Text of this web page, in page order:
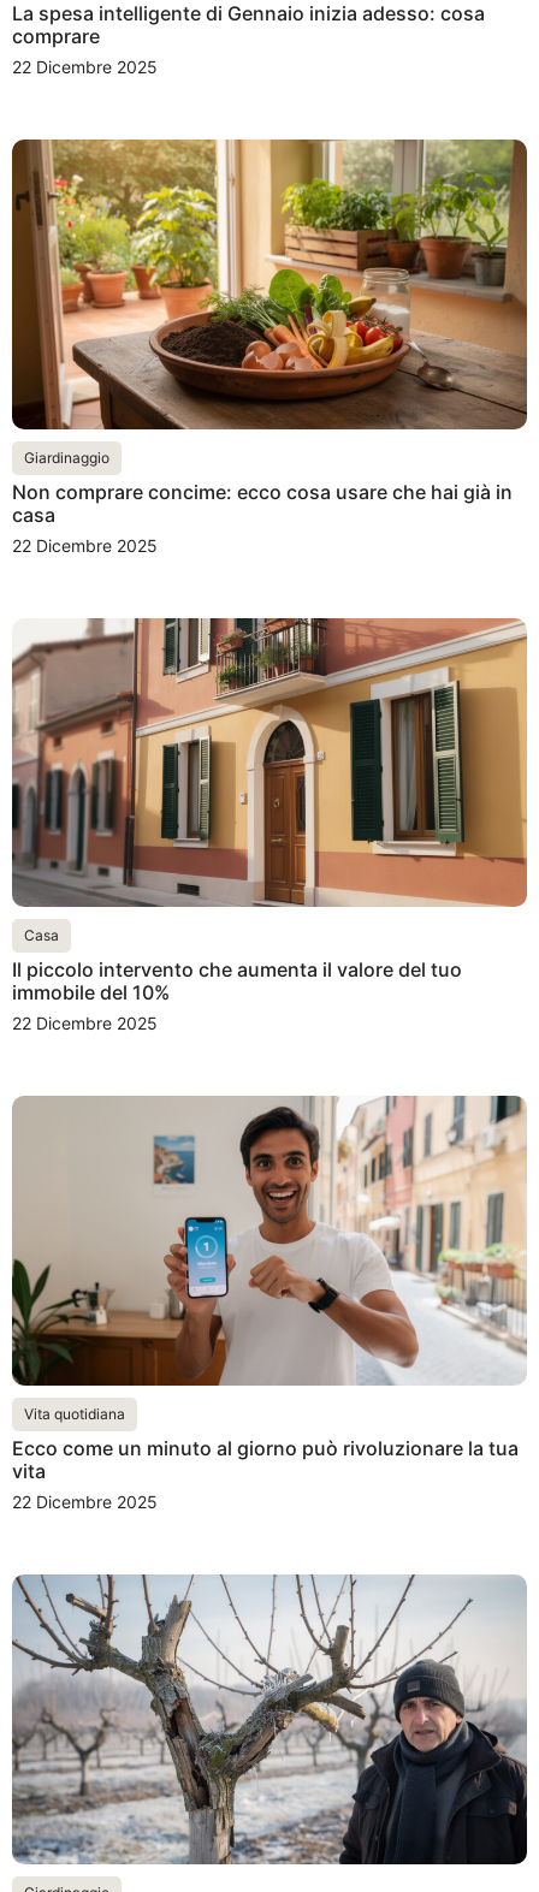
La spesa intelligente di Gennaio inizia adesso: cosa
comprare
22 Dicembre 2025
Giardinaggio
Non comprare concime: ecco cosa usare che hai già in
casa
22 Dicembre 2025
Casa
Il piccolo intervento che aumenta il valore del tuo
immobile del 10%
22 Dicembre 2025
Vita quotidiana
Ecco come un minuto al giorno può rivoluzionare la tua
vita
22 Dicembre 2025